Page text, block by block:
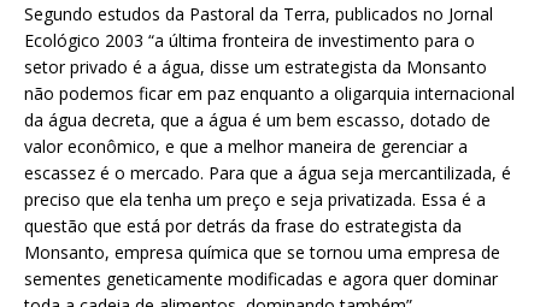
Segundo estudos da Pastoral da Terra, publicados no Jornal
Ecológico 2003 “a última fronteira de investimento para o
setor privado é a água, disse um estrategista da Monsanto
não podemos ficar em paz enquanto a oligarquia internacional
da água decreta, que a água é um bem escasso, dotado de
valor econômico, e que a melhor maneira de gerenciar a
escassez é o mercado. Para que a água seja mercantilizada, é
preciso que ela tenha um preço e seja privatizada. Essa é a
questão que está por detrás da frase do estrategista da
Monsanto, empresa química que se tornou uma empresa de
sementes geneticamente modificadas e agora quer dominar